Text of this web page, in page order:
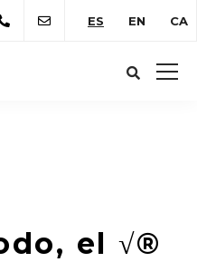
CA
EN
ES
el √®